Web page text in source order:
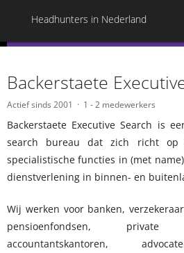
Headhunters in Nederland
Backerstaete
Actief sinds 2001 1 - 2 medewerkers
Backerstaete Executive Search is
search bureau dat zich richt op
specialistische functies in (met
dienstverlening in binnen- en
Wij werken voor banken,
pensioenfondsen,
accountantskantoren,